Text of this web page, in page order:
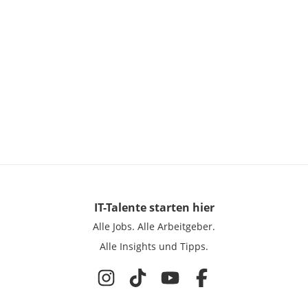
IT-Talentestarten hier
Alle Jobs. Alle Arbeitgeber.
Alle Insights und Tipps.